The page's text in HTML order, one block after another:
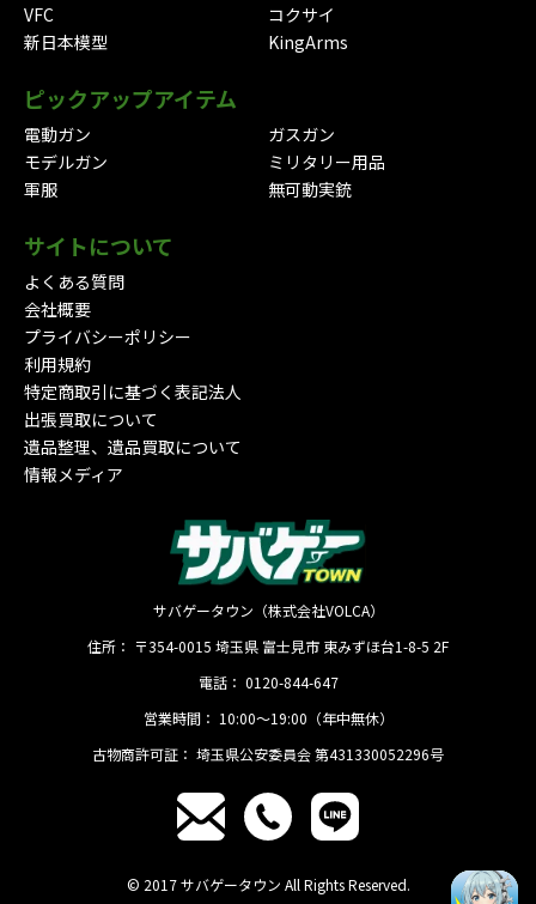
VFC
コクサイ
新日本模型
KingArms
ピックアップアイテム
電動ガン
ガスガン
モデルガン
ミリタリー用品
軍服
無可動実銃
サイトについて
よくある質問
会社概要
プライバシーポリシー
利用規約
特定商取引に基づく表記法人
出張買取について
遺品整理、遺品買取について
情報メディア
サバゲータウン（株式会社VOLCA）
住所： 〒354-0015 埼玉県 富士見市 東みずほ台1-8-5 2F
電話： 0120-844-647
営業時間： 10:00〜19:00（年中無休）
古物商許可証： 埼玉県公安委員会 第431330052296号
© 2017 サバゲータウン All Rights Reserved.